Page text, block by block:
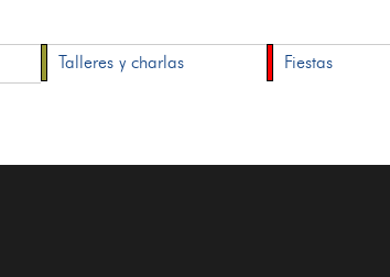
Talleres y charlas
Fiestas